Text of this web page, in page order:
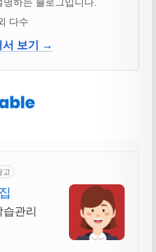
다수
서 보기 →
고
관리